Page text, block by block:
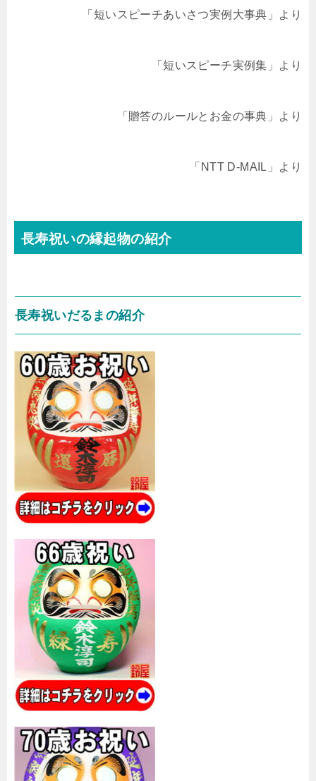
「短いスピーチあいさつ実例大事典」より
「短いスピーチ実例集」より
「贈答のルールとお金の事典」より
「NTT D-MAIL」より
長寿祝いの縁起物の紹介
長寿祝いだるまの紹介